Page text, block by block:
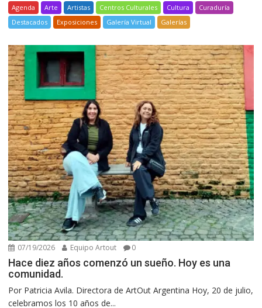
Agenda Arte Artistas Centros Culturales Cultura
Curaduría
Destacados
Exposiciones Galería Virtual Galerías
07/19/2026 Equipo Artout 0
Hace diez años comenzó un sueño. Hoy es una
comunidad.
Por Patricia Avila. Directora de ArtOut Argentina Hoy, 20 de julio,
celebramos los 10 años de...